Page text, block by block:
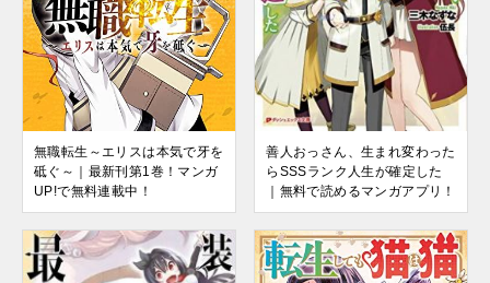
無職転生～エリスは本気で牙を
砥ぐ～｜最新刊第1巻！マンガ
UP!で無料連載中！
善人おっさん、生まれ変わった
らSSSランク人生が確定した
｜無料で読めるマンガアプリ！